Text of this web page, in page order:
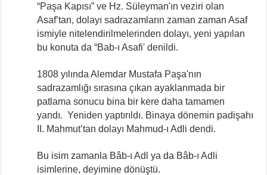
“Paşa Kapısı” ve Hz. Süleyman'ın veziri olan
Asaf’tan, dolayı sadrazamların zaman zaman Asaf
ismiyle nitelendirilmelerinden dolayı, yeni yapılan
bu konuta da “Bab-ı Asafi' denildi.
1808 yılında Alemdar Mustafa Paşa'nın
sadrazamlığı sırasına çıkan ayaklanmada bir
patlama sonucu bina bir kere daha tamamen
yandı. Yeniden yaptırıldı. Binaya dönemin padişahı
II. Mahmut’tan dolayı Mahmud-ı Adli dendi.
Bu isim zamanla Bâb-ı Adl ya da Bâb-ı Adli
isimlerine, deyimine dönüştü.